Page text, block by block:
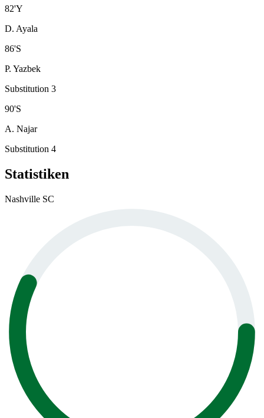
82'Y
D. Ayala
86'S
P. Yazbek
Substitution 3
90'S
A. Najar
Substitution 4
Statistiken
Nashville SC